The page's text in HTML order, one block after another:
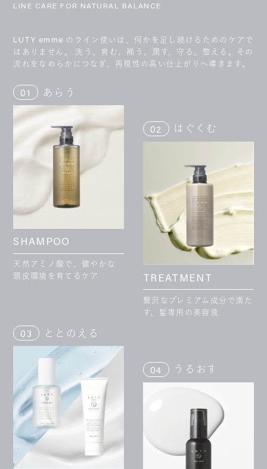
LINE CARE FOR NATURAL BALANCE
LUTY emme のライン使いは、何かを足し続けるためのケアで
はありません。 洗う、育む、補う、潤す、守る、整える。その
流れをなめらかにつなぎ、再現性の高い仕上がりへ導きます。
01 あらう
SHAMPOO
天然アミノ酸で、健やかな
頭皮環境を育てるケア
02 はぐくむ
TREATMENT
贅沢なプレミアム成分で満た
す、髪専用の美容液
03 ととのえる
04 うるおす